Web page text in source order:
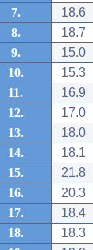
7.
18.6
8.
18.7
9.
15.0
10.
15.3
11.
16.9
12.
17.0
13.
18.0
14.
18.1
15.
21.8
16.
20.3
17.
18.4
18.
18.3